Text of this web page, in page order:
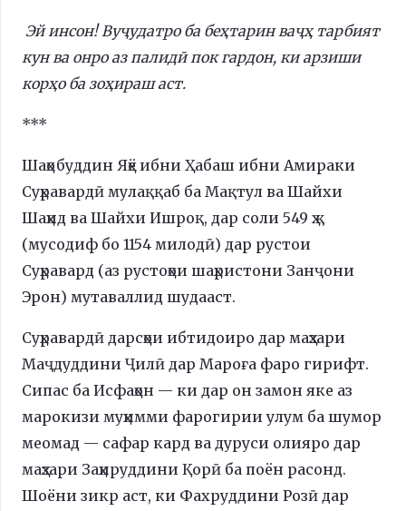
Эй инсон! Вуҷудатро ба беҳтарин ваҷҳ тарбият
кун ва онро аз палидӣ пок гардон, ки арзиши
корҳо ба зоҳираш аст.
***
Шаҳобуддин Яҳё ибни Ҳабаш ибни Амираки
Суҳравардӣ мулаққаб ба Мақтул ва Шайхи
Шаҳид ва Шайхи Ишроқ, дар соли 549 ҳ.қ
(мусодиф бо 1154 милодӣ) дар рустои
Суҳравард (аз рустоҳои шаҳристони Занҷони
Эрон) мутаваллид шудааст.
Суҳравардӣ дарсҳои ибтидоиро дар маҳзари
Маҷдуддини Ҷилӣ дар Мароға фаро гирифт.
Сипас ба Исфаҳон — ки дар он замон яке аз
марокизи муҳимми фарогирии улум ба шумор
меомад — сафар кард ва дуруси олияро дар
маҳзари Заҳируддини Қорӣ ба поён расонд.
Шоёни зикр аст, ки Фахруддини Розӣ дар